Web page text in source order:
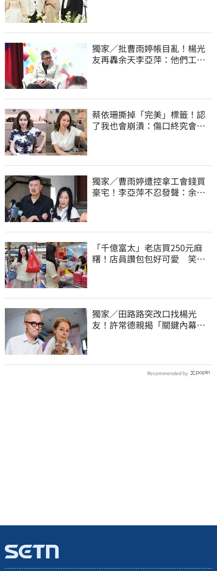
獨家／批曹雨婷帳目亂！楊光
友再轟余天李亞萍：他們工會
蔡依珊撕掉「完美」標籤！認
了我也會崩潰：傷口終究會癒
獨家／曹雨婷遭控拿工會錢買
豪宅！李亞萍不忍發聲：余天
「千億富太」老店買250元麻
糬！店員讚包包好可愛 笑
獨家／田路路突改口找楊光
友！許常德親揭「關鍵內幕」
Recommended by